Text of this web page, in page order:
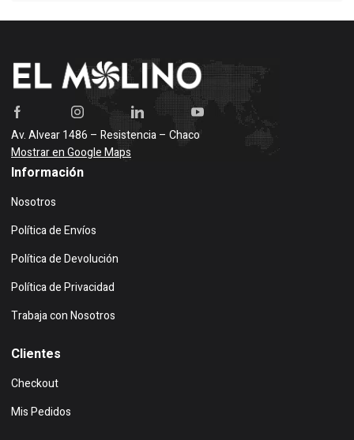
Av. Alvear 1486 – Resistencia – Chaco
Mostrar en Google Maps
Información
Nosotros
Política de Envíos
Política de Devolución
Política de Privacidad
Trabaja con Nosotros
Clientes
Checkout
Mis Pedidos